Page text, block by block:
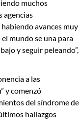
muchos
agencias
avances muy
mundo se una para
y seguir peleando”,
a las
y comenzó
del síndrome de
hallazgos